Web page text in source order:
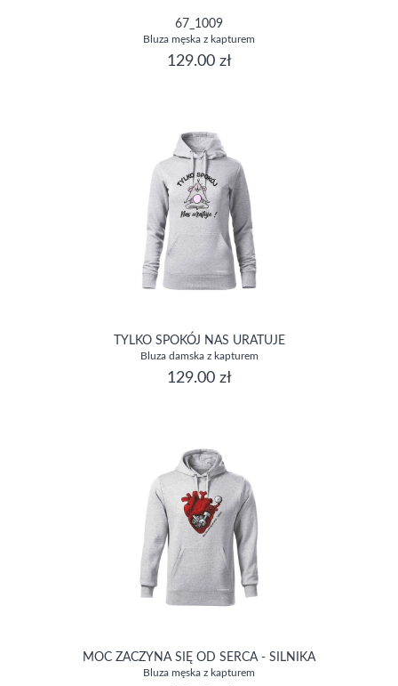
67_1009
Bluza męska z kapturem
129.00 zł
TYLKO SPOKÓJ NAS URATUJE
Bluza damska z kapturem
129.00 zł
MOC ZACZYNA SIĘ OD SERCA - SILNIKA
Bluza męska z kapturem